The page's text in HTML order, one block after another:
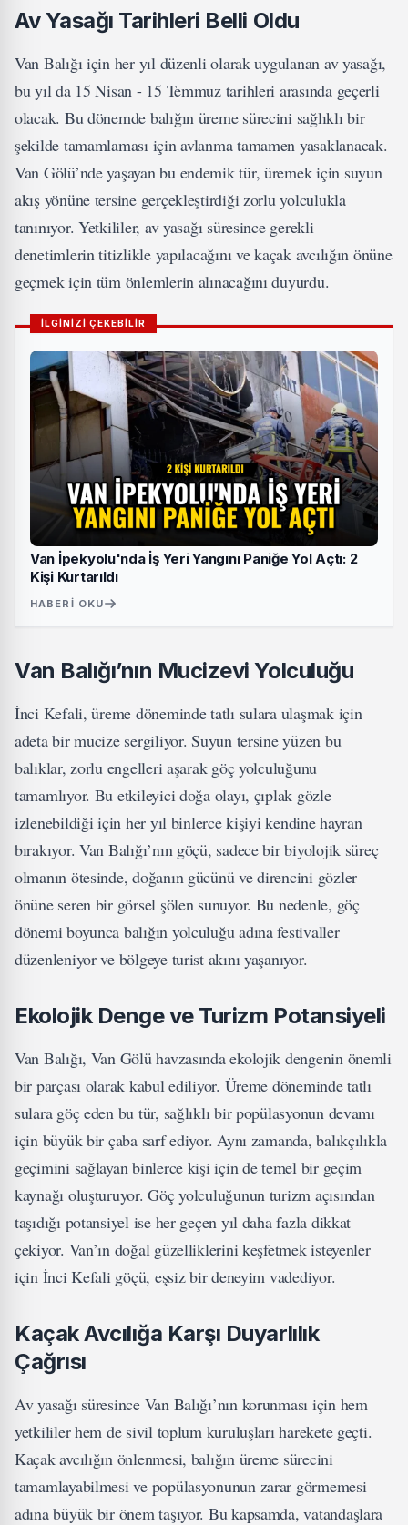
Av Yasağı Tarihleri Belli Oldu
Van Balığı için her yıl düzenli olarak uygulanan av yasağı,
bu yıl da 15 Nisan - 15 Temmuz tarihleri arasında geçerli
olacak. Bu dönemde balığın üreme sürecini sağlıklı bir
şekilde tamamlaması için avlanma tamamen yasaklanacak.
Van Gölü’nde yaşayan bu endemik tür, üremek için suyun
akış yönüne tersine gerçekleştirdiği zorlu yolculukla
tanınıyor. Yetkililer, av yasağı süresince gerekli
denetimlerin titizlikle yapılacağını ve kaçak avcılığın önüne
geçmek için tüm önlemlerin alınacağını duyurdu.
İLGİNİZİ ÇEKEBİLİR
Van İpekyolu'nda İş Yeri Yangını Paniğe Yol Açtı: 2
Kişi Kurtarıldı
HABERI OKU
Van Balığı’nın Mucizevi Yolculuğu
İnci Kefali, üreme döneminde tatlı sulara ulaşmak için
adeta bir mucize sergiliyor. Suyun tersine yüzen bu
balıklar, zorlu engelleri aşarak göç yolculuğunu
tamamlıyor. Bu etkileyici doğa olayı, çıplak gözle
izlenebildiği için her yıl binlerce kişiyi kendine hayran
bırakıyor. Van Balığı’nın göçü, sadece bir biyolojik süreç
olmanın ötesinde, doğanın gücünü ve direncini gözler
önüne seren bir görsel şölen sunuyor. Bu nedenle, göç
dönemi boyunca balığın yolculuğu adına festivaller
düzenleniyor ve bölgeye turist akını yaşanıyor.
Ekolojik Denge ve Turizm Potansiyeli
Van Balığı, Van Gölü havzasında ekolojik dengenin önemli
bir parçası olarak kabul ediliyor. Üreme döneminde tatlı
sulara göç eden bu tür, sağlıklı bir popülasyonun devamı
için büyük bir çaba sarf ediyor. Aynı zamanda, balıkçılıkla
geçimini sağlayan binlerce kişi için de temel bir geçim
kaynağı oluşturuyor. Göç yolculuğunun turizm açısından
taşıdığı potansiyel ise her geçen yıl daha fazla dikkat
çekiyor. Van’ın doğal güzelliklerini keşfetmek isteyenler
için İnci Kefali göçü, eşsiz bir deneyim vadediyor.
Kaçak Avcılığa Karşı Duyarlılık
Çağrısı
Av yasağı süresince Van Balığı’nın korunması için hem
yetkililer hem de sivil toplum kuruluşları harekete geçti.
Kaçak avcılığın önlenmesi, balığın üreme sürecini
tamamlayabilmesi ve popülasyonunun zarar görmemesi
adına büyük bir önem taşıyor. Bu kapsamda, vatandaşlara